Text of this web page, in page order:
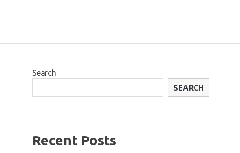
Search
SEARCH
Recent Posts